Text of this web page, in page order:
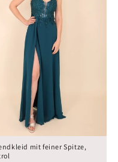
mit feiner Spitze,